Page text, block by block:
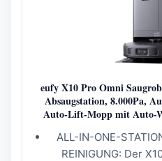
eufy X10 Pro Omni
Absaugstation, 8.000Pa,
Auto-Lift-Mopp mit Auto-
ALL-IN-ONE-
REINIGUNG: Der